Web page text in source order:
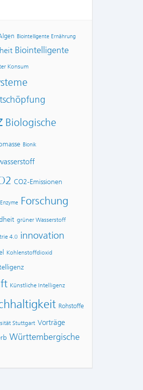
Biointelligente Ernährung
Biointelligente
Konsum
Biologische
Bionik
CO2-Emissionen
Enzyme Forschung
grüner Wasserstoff
4.0 innovation
Kohlenstoffdioxid
Künstliche Intelligenz
Rohstoffe
Stuttgart Vorträge
Württembergische